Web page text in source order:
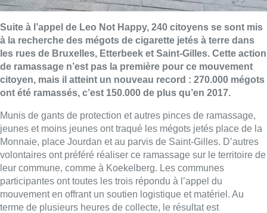
Suite à l’appel de Leo Not Happy, 240 citoyens se sont mis
à la recherche des mégots de cigarette jetés à terre dans
les rues de Bruxelles, Etterbeek et Saint-Gilles. Cette action
de ramassage n’est pas la première pour ce mouvement
citoyen, mais il atteint un nouveau record : 270.000 mégots
ont été ramassés, c’est 150.000 de plus qu’en 2017.
Munis de gants de protection et autres pinces de ramassage,
jeunes et moins jeunes ont traqué les mégots jetés place de la
Monnaie, place Jourdan et au parvis de Saint-Gilles. D’autres
volontaires ont préféré réaliser ce ramassage sur le territoire de
leur commune, comme à Koekelberg. Les communes
participantes ont toutes les trois répondu à l’appel du
mouvement en offrant un soutien logistique et matériel. Au
terme de plusieurs heures de collecte, le résultat est